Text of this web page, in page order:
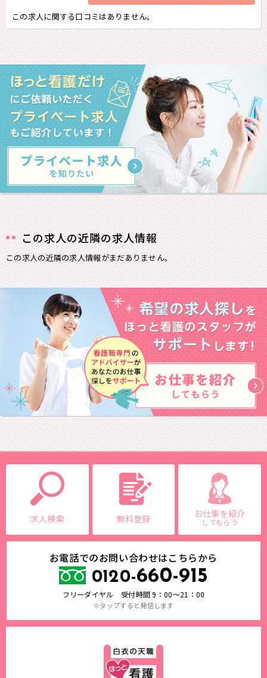
この求人に関する口コミはありません。
この求人の近隣の求人情報
この求人の近隣の求人情報がまだありません。
求人検索 無料登録 お仕事を紹介
してもらう
お電話でのお問い合わせはこちらから
0120-660-915
フリーダイヤル 受付時間 9：00～21：00
※タップすると発信します